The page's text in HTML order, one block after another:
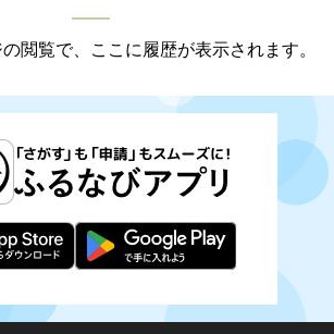
閲覧で、ここに履歴が表示されます。